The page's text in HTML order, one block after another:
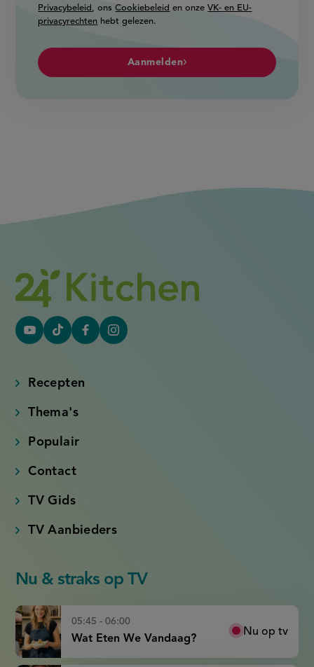
Privacybeleid , onsCookiebeleid en onzeVK- en EU-
privacyrechten hebt gelezen.
Aanmelden
YouTube
link)
Tiktok
link)
FacebookInstagram
Recepten
Thema's
Populair
Contact
TV Gids
TV Aanbieders
Nu & straks op TV
05:45 - 06:00
Wat Eten We Vandaag?
Nu op tv